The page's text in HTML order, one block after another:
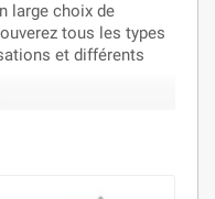
large choix de
tous les types
et différents